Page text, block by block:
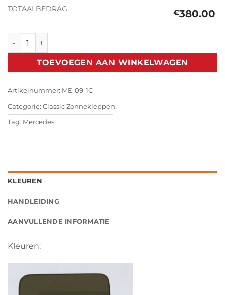
TOTAALBEDRAG
€380.00
Classic Zonneklep Mercedes T1 (1977-1995) aantal
TOEVOEGEN AAN WINKELWAGEN
Artikelnummer: ME-09-1C
Categorie: Classic Zonnekleppen
Tag: Mercedes
KLEUREN
HANDLEIDING
AANVULLENDE INFORMATIE
Kleuren: